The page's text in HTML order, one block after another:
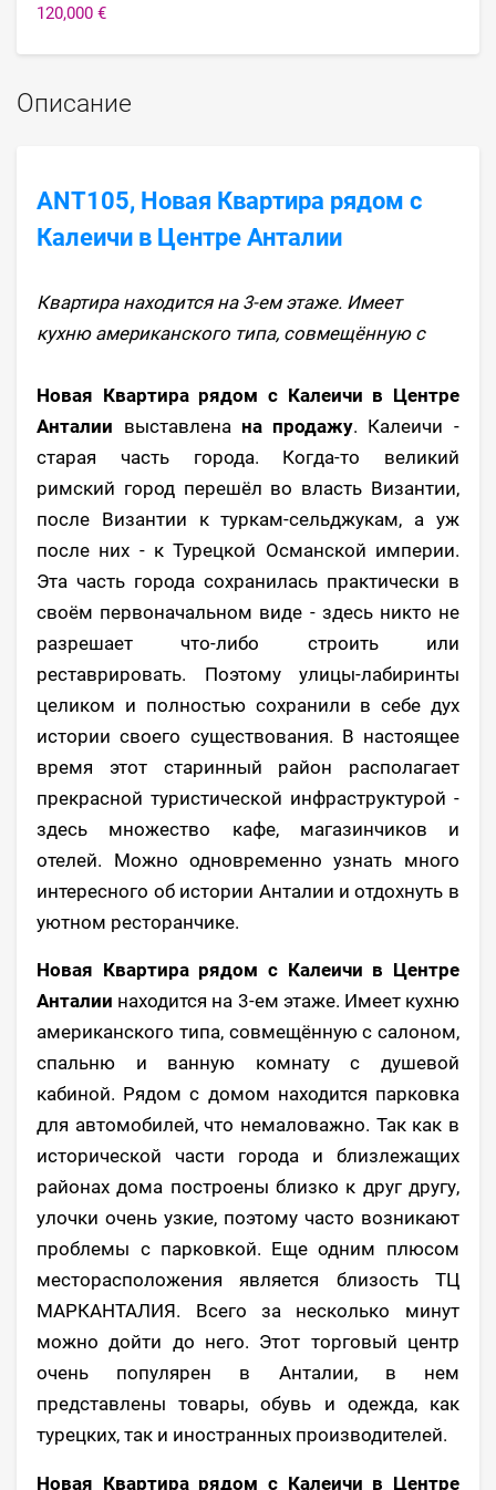
120,000 €
Описание
ANT105, Новая Квартира рядом с
Калеичи в Центре Анталии
Квартира находится на 3-ем этаже. Имеет
кухню американского типа, совмещённую с
Новая Квартира рядом с Калеичи в Центре
Анталии выставлена на продажу. Калеичи -
старая часть города. Когда-то великий
римский город перешёл во власть Византии,
после Византии к туркам-сельджукам, а уж
после них - к Турецкой Османской империи.
Эта часть города сохранилась практически в
своём первоначальном виде - здесь никто не
разрешает что-либо строить или
реставрировать. Поэтому улицы-лабиринты
целиком и полностью сохранили в себе дух
истории своего существования. В настоящее
время этот старинный район располагает
прекрасной туристической инфраструктурой -
здесь множество кафе, магазинчиков и
отелей. Можно одновременно узнать много
интересного об истории Анталии и отдохнуть в
уютном ресторанчике.
Новая Квартира рядом с Калеичи в Центре
Анталии находится на 3-ем этаже. Имеет кухню
американского типа, совмещённую с салоном,
спальню и ванную комнату с душевой
кабиной. Рядом с домом находится парковка
для автомобилей, что немаловажно. Так как в
исторической части города и близлежащих
районах дома построены близко к друг другу,
улочки очень узкие, поэтому часто возникают
проблемы с парковкой. Еще одним плюсом
месторасположения является близость ТЦ
МАРКАНТАЛИЯ. Всего за несколько минут
можно дойти до него. Этот торговый центр
очень популярен в Анталии, в нем
представлены товары, обувь и одежда, как
турецких, так и иностранных производителей.
Новая Квартира рядом с Калеичи в Центре